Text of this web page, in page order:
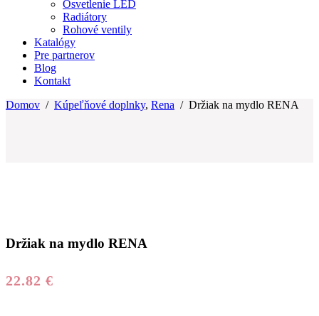
Osvetlenie LED
Radiátory
Rohové ventily
Katalógy
Pre partnerov
Blog
Kontakt
Domov / Kúpeľňové doplnky, Rena / Držiak na mydlo RENA
Držiak na mydlo RENA
22.82 €